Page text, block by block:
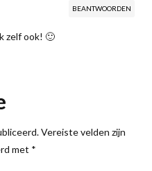
BEANTWOORDEN
zelf ook! 🙂
Vereiste velden zijn
met *